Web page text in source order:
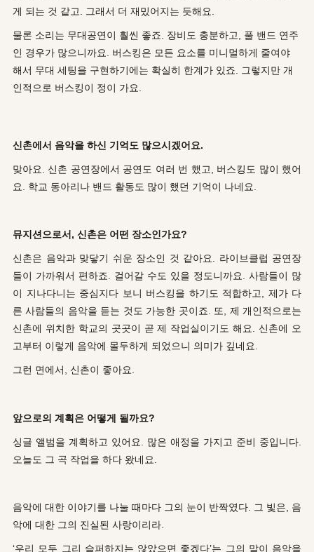
게 되는 것 같고. 그래서 더 재밌어지는 듯해요.
물론 소리는 무대공연이 훨씬 좋죠. 장비도 충분하고, 풀 밴드 연주
인 경우가 많으니까요. 버스킹은 모든 요소를 미니멀하게 줄여야
해서 무대 세팅을 구현하기에는 확실히 한계가 있죠. 그렇지만 개
인적으로 버스킹이 정이 가요.
신촌에서 음악을 하신 기억도 많으시겠어요.
맞아요. 신촌 공연장에서 공연도 여러 번 했고, 버스킹도 많이 했어
요.
학교 동아리나 밴드 활동도 많이 했던 기억이 나네요.
뮤지션으로서, 신촌은 어떤 장소인가요?
신촌은 음악과 맞닿기 쉬운 장소인 것 같아요. 라이브클럽 공연장
들이 가까워서 편하죠. 걸어갈 수도 있을 정도니까요. 사람들이 많
이 지나다니는 중심지다 보니 버스킹을 하기도 적합하고, 제가 다
른 사람들의 음악을 듣는 것도 가능한 곳이죠. 또, 제 개인적으로는
신촌에 위치한 학교의 곳곳이 곧 제 작업실이기도 해요. 신촌에 오
고부터 이렇게 음악에 몰두하게 되었으니 의미가 깊네요.
그런 면에서, 신촌이 좋아요.
앞으로의 계획은 어떻게 될까요?
싱글 앨범을 계획하고 있어요. 많은 애정을 가지고 준비 중입니다.
오늘도 그 곡 작업을 하다 왔네요.
음악에 대한 이야기를 나눌 때마다 그의 눈이 반짝였다. 그 빛은, 음
악에 대한 그의 진실된 사랑이리라.
‘우리 모두 그리 슬퍼하지는 않았으면 좋겠다’는 그의 말이 음악을